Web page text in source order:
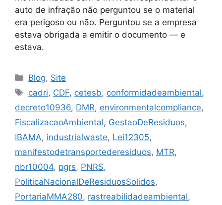
auto de infração não perguntou se o material
era perigoso ou não. Perguntou se a empresa
estava obrigada a emitir o documento — e
estava.
Blog, Site
cadri, CDF, cetesb, conformidadeambiental,
decreto10936, DMR, environmentalcompliance,
FiscalizacaoAmbiental, GestaoDeResiduos,
IBAMA, industrialwaste, Lei12305,
manifestodetransportederesiduos, MTR,
nbr10004, pgrs, PNRS,
PoliticaNacionalDeResiduosSolidos,
PortariaMMA280, rastreabilidadeambiental,